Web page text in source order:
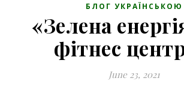
БЛОГ УКРАЇНСЬКОЮ
«Зелена
фітнес
June 23, 2021